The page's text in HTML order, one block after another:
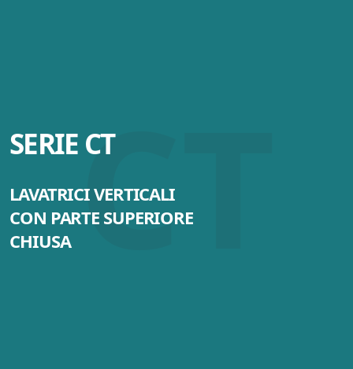
CT
SERIE CT
LAVATRICI VERTICALI
CON PARTE SUPERIORE
CHIUSA